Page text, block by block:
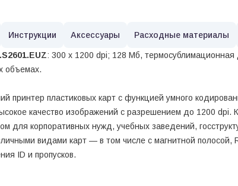
Инструкции Аксессуары Расходные материалы
: 300 х 1200 dpi; 128 Мб, термосублимационная
объемах.
принтер пластиковых карт с функцией умного
качество изображений с разрешением до 1200 dpi.
для корпоративных нужд, учебных заведений,
видами карт — в том числе с магнитной
ID и пропусков.